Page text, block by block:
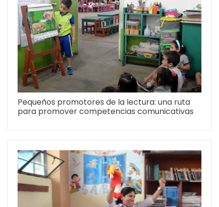
Pequeños promotores de la lectura: una ruta
para promover competencias comunicativas